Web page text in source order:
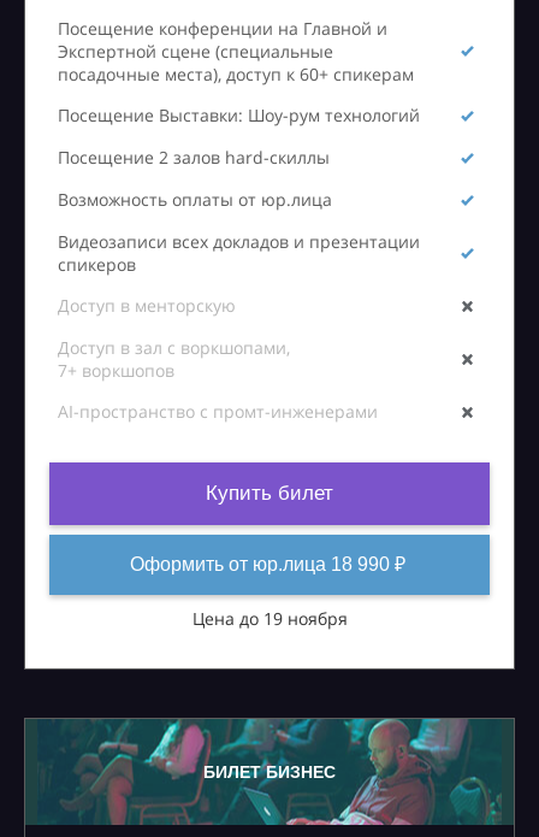
Посещение конференции на Главной и
Экспертной сцене (специальные
посадочные места), доступ к 60+ спикерам
Посещение Выставки: Шоу-рум технологий
Посещение 2 залов hard-скиллы
Возможность оплаты от юр.лица
Видеозаписи всех докладов и презентации
спикеров
Доступ в менторскую
Доступ в зал с воркшопами,
7+ воркшопов
AI-пространство с промт-инженерами
Купить билет
Оформить от юр.лица 18 990 ₽
Цена до 19 ноября
БИЛЕТ БИЗНЕС